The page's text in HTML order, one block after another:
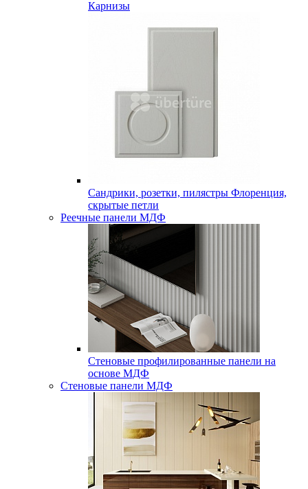
Карнизы
Сандрики, розетки, пилястры Флоренция,
скрытые петли
Реечные панели МДФ
Стеновые профилированные панели на
основе МДФ
Стеновые панели МДФ